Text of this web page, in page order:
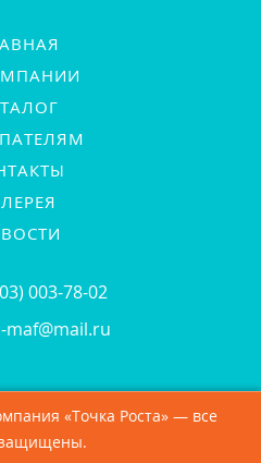
003-78-02
maf@mail.ru
«Точка Роста» — все